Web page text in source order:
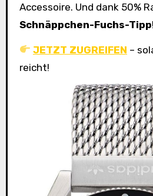
Accessoire. Und dank 50%
Schnäppchen-Fuchs-Tipp!
JETZT ZUGREIFEN –
reicht!